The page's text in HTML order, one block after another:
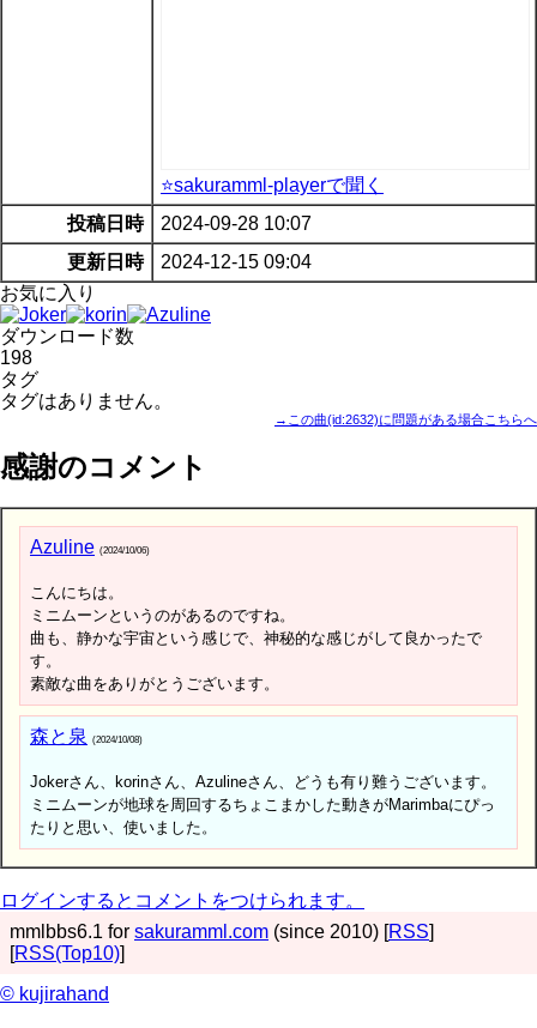
⭐sakuramml-playerで聞く
投稿日時
2024-09-28 10:07
更新日時
2024-12-15 09:04
お気に入り
ダウンロード数
198
タグ
タグはありません。
→この曲(id:2632)に問題がある場合こちらへ
感謝のコメント
Azuline (2024/10/06)
こんにちは。
ミニムーンというのがあるのですね。
曲も、静かな宇宙という感じで、神秘的な感じがして良かったで
す。
素敵な曲をありがとうございます。
森と泉 (2024/10/08)
Jokerさん、korinさん、Azulineさん、どうも有り難うございます。
ミニムーンが地球を周回するちょこまかした動きがMarimbaにぴっ
たりと思い、使いました。
ログインするとコメントをつけられます。
mmlbbs6.1 for sakuramml.com (since 2010) [RSS]
[RSS(Top10)]
© kujirahand